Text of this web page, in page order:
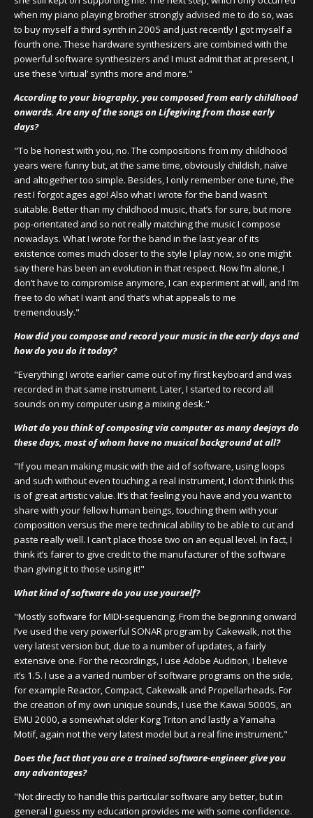
when my piano playing brother strongly advised me to do so, was
to buy myself a third synth in 2005 and just recently I got myself a
fourth one. These hardware synthesizers are combined with the
powerful software synthesizers and I must admit that at present, I
use these ‘virtual’ synths more and more."
According to your biography, you composed from early childhood
onwards. Are any of the songs on Lifegiving from those early
days?
"To be honest with you, no. The compositions from my childhood
years were funny but, at the same time, obviously childish, naïve
and altogether too simple. Besides, I only remember one tune, the
rest I forgot ages ago! Also what I wrote for the band wasn’t
suitable. Better than my childhood music, that’s for sure, but more
pop-orientated and so not really matching the music I compose
nowadays. What I wrote for the band in the last year of its
existence comes much closer to the style I play now, so one might
say there has been an evolution in that respect. Now I’m alone, I
don’t have to compromise anymore, I can experiment at will, and I’m
free to do what I want and that’s what appeals to me
tremendously."
How did you compose and record your music in the early days and
how do you do it today?
"Everything I wrote earlier came out of my first keyboard and was
recorded in that same instrument. Later, I started to record all
sounds on my computer using a mixing desk."
What do you think of composing via computer as many deejays do
these days, most of whom have no musical background at all?
"If you mean making music with the aid of software, using loops
and such without even touching a real instrument, I don’t think this
is of great artistic value. It’s that feeling you have and you want to
share with your fellow human beings, touching them with your
composition versus the mere technical ability to be able to cut and
paste really well. I can’t place those two on an equal level. In fact, I
think it’s fairer to give credit to the manufacturer of the software
than giving it to those using it!"
What kind of software do you use yourself?
"Mostly software for MIDI-sequencing. From the beginning onward
I’ve used the very powerful SONAR program by Cakewalk, not the
very latest version but, due to a number of updates, a fairly
extensive one. For the recordings, I use Adobe Audition, I believe
it’s 1.5. I use a a varied number of software programs on the side,
for example Reactor, Compact, Cakewalk and Propellarheads. For
the creation of my own unique sounds, I use the Kawai 5000S, an
EMU 2000, a somewhat older Korg Triton and lastly a Yamaha
Motif, again not the very latest model but a real fine instrument."
Does the fact that you are a trained software-engineer give you
any advantages?
"Not directly to handle this particular software any better, but in
general I guess my education provides me with some confidence.